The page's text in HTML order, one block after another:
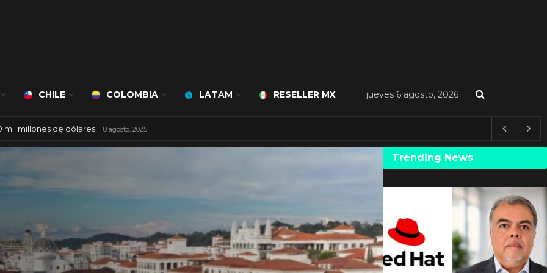
CHILE COLOMBIA LATAM RESELLER MX jueves 6 agosto, 2026
a cargo de Bert Milan 24 marzo, 2026
Trending News